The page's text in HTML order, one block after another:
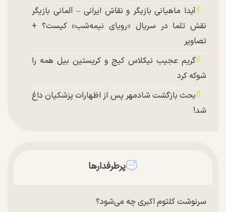
آیدا ماهیانی بازیگر و نقاش ایرانی – آلمانی بازیگر
نقش تلما در سریال «رویای نیمه‌شب» کیست؟ +
تصاویر
گریم عجیب نیکلاس کیج و کریستین بیل همه را
شوکه کرد
بحث بازگشت شادمهر پس از اظهارات پزشکیان داغ
شد!
توافق با آمریکا در انتظار تایید نهایی شعام؟
شد
پرطرفدارها
سرنوشت کلثوم اکبری چه می‌شود؟